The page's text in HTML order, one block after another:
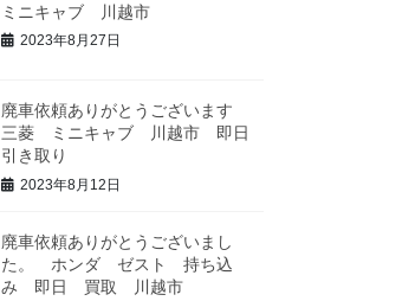
ミニキャブ 川越市
2023年8月27日
廃車依頼ありがとうございます
三菱 ミニキャブ 川越市 即日
引き取り
2023年8月12日
廃車依頼ありがとうございまし
た。 ホンダ ゼスト 持ち込
み 即日 買取 川越市